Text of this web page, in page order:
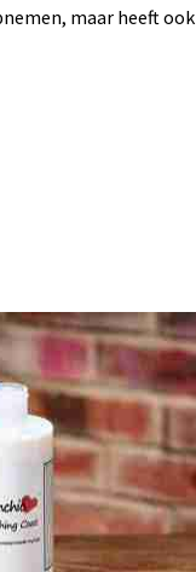
maar heeft ook